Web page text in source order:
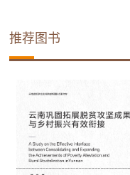
推荐图书